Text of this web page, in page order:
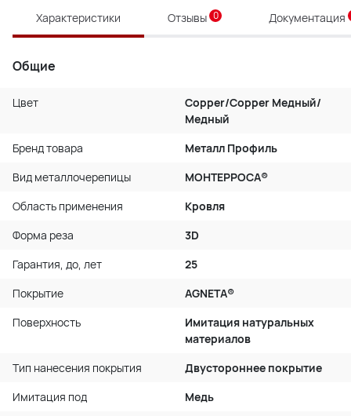
Характеристики Отзывы 0 Документация
Общие
Цвет
Copper/Copper Медный/
Медный
Бренд товара
Металл Профиль
Вид металлочерепицы
МОНТЕРРОСА®
Область применения
Кровля
Форма реза
3D
Гарантия, до, лет
25
Покрытие
AGNETA®
Поверхность
Имитация натуральных
материалов
Тип нанесения покрытия
Двустороннее покрытие
Имитация под
Медь